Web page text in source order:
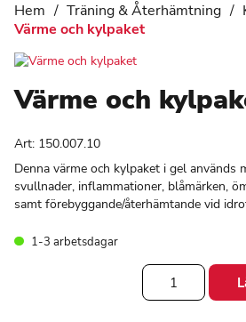
Hem / Träning & Återhämtning /
Värme och kylpaket
Värme och
Art: 150.007.10
Denna värme och kylpaket i gel används
svullnader, inflammationer, blåmärken,
samt förebyggande/återhämtande vid
1-3 arbetsdagar
Värme
kylpaket